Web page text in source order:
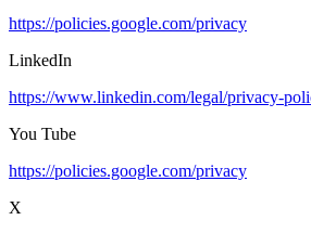
https://policies.google.com/privacy
LinkedIn
https://www.linkedin.com/legal/privacy-
You Tube
https://policies.google.com/privacy
X